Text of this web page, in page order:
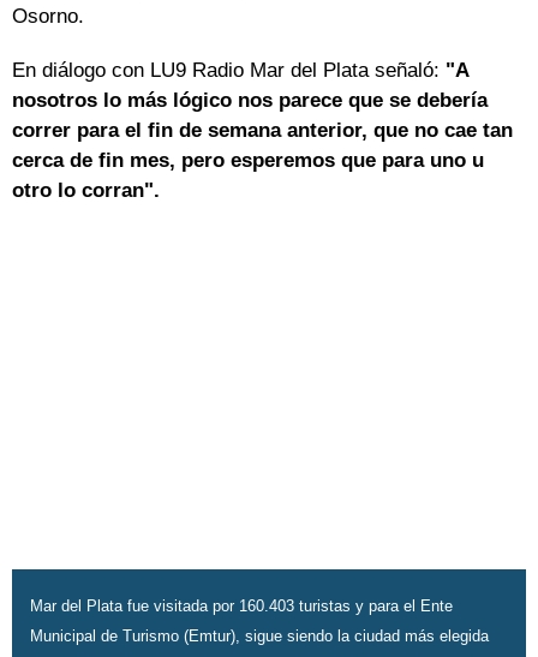
Osorno.
En diálogo con LU9 Radio Mar del Plata señaló: "A
nosotros lo más lógico nos parece que se debería
correr para el fin de semana anterior, que no cae tan
cerca de fin mes, pero esperemos que para uno u
otro lo corran".
Mar del Plata fue visitada por 160.403 turistas y para el Ente
Municipal de Turismo (Emtur), sigue siendo la ciudad más elegida